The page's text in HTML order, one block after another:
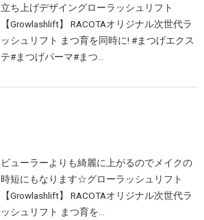
立ち上げデザイングローラッシュリフト
【Growlashlift】 RACOTAオリジナル次世代ラ
ッシュリフト まつ育を同時に! #まつげエクス
テ#まつげパーマ#まつ…
ビューラーよりも綺麗に上がるのでメイクの
時短にもなります☆グローラッシュリフト
【Growlashlift】 RACOTAオリジナル次世代ラ
ッシュリフト まつ育を…